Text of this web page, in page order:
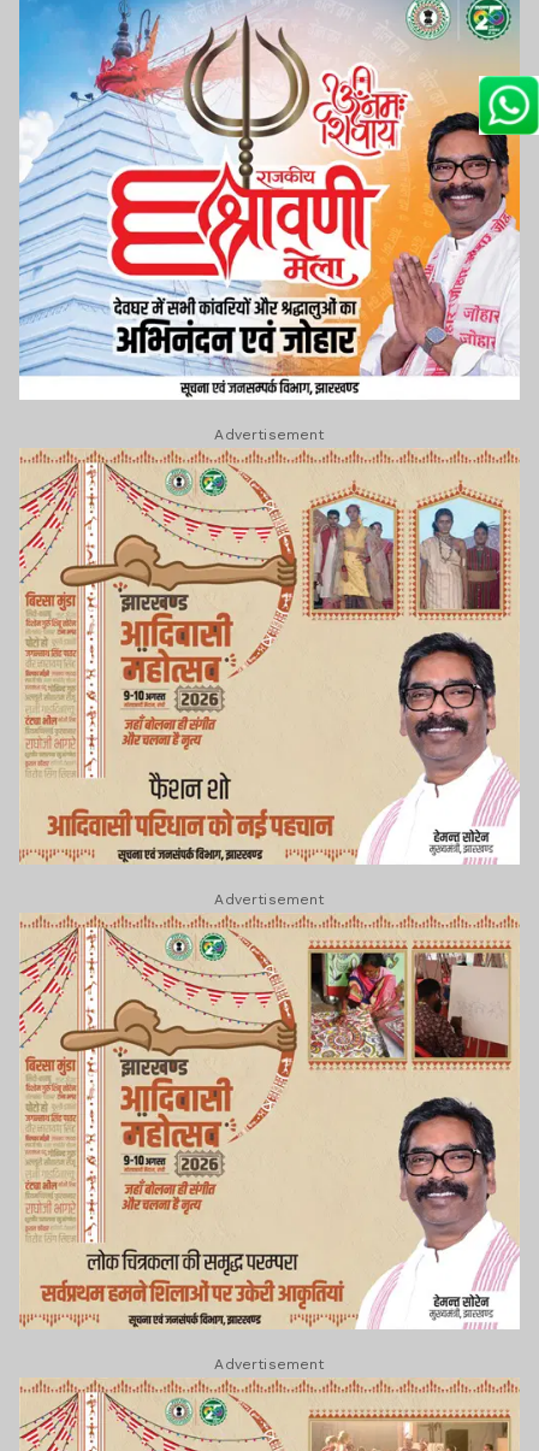
Advertisement
Advertisement
Advertisement